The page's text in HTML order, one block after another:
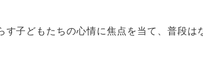
す子どもたちの心情に焦点を当て、普段は